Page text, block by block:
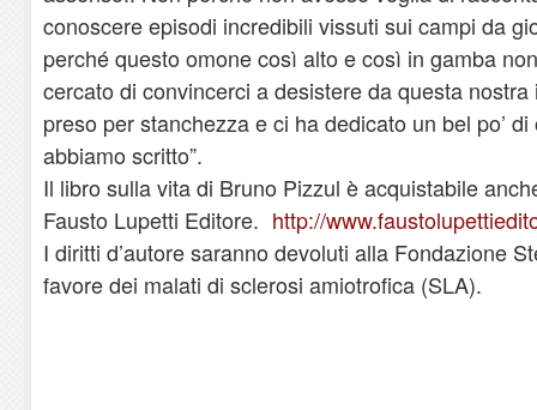
conoscere episodi incredibili vissuti sui campi da
perché questo omone così alto e così in gamba
cercato di convincerci a desistere da questa nostra
preso per stanchezza e ci ha dedicato un bel po’
abbiamo scritto”.
Il libro sulla vita di Bruno Pizzul è acquistabile
Fausto Lupetti Editore. http://
I diritti d’autore saranno devoluti alla Fondazione
favore dei malati di sclerosi amiotrofica (SLA).